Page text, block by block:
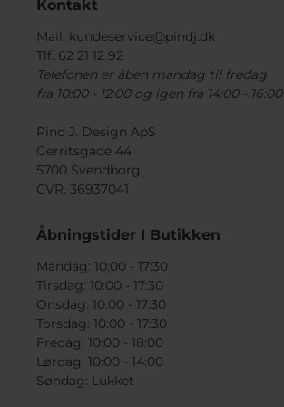
Kontakt
Mail: kundeservice@pindj.dk
Tlf. 62 21 12 92
Telefonen er åben mandag til fredag
fra 10:00 - 12:00 og igen fra 14:00 - 16:00
Pind J. Design ApS
Gerritsgade 44
5700 Svendborg
CVR. 36937041
Åbningstider I Butikken
Mandag: 10:00 - 17:30
Tirsdag: 10:00 - 17:30
Onsdag: 10:00 - 17:30
Torsdag: 10:00 - 17:30
Fredag: 10:00 - 18:00
Lørdag: 10:00 - 14:00
Søndag: Lukket